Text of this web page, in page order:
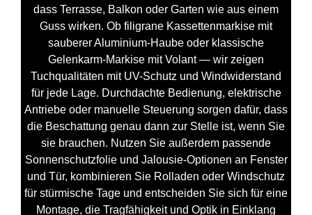
dass Terrasse, Balkon oder Garten wie aus einem
Guss wirken. Ob filigrane Kassettenmarkise mit
sauberer Aluminium-Haube oder klassische
Gelenkarm-Markise mit Volant — wir zeigen
Tuchqualitäten mit UV-Schutz und Windwiderstand
für jede Lage. Durchdachte Bedienung, elektrische
Antriebe oder manuelle Steuerung sorgen dafür, dass
die Beschattung genau dann zur Stelle ist, wenn Sie
sie brauchen. Nutzen Sie außerdem passende
Sonnenschutzfolie und Jalousie-Optionen an Fenster
und Tür, kombinieren Sie Rolladen oder Windschutz
für stürmische Tage und entscheiden Sie sich für eine
Montage, die Tragfähigkeit und Optik in Einklang